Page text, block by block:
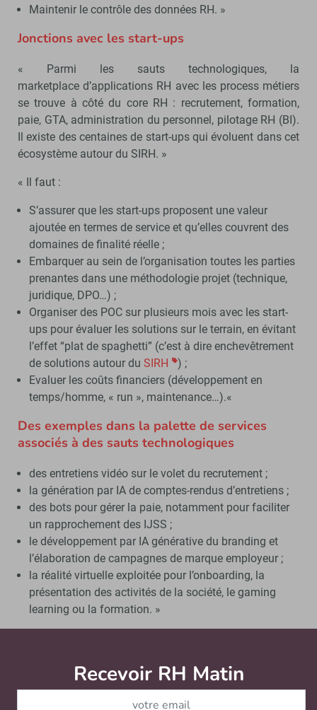
Maintenir le contrôle des données RH. »
Jonctions avec les start-ups
« Parmi les sauts technologiques, la
marketplace d’applications RH avec les process métiers
se trouve à côté du core RH : recrutement, formation,
paie, GTA, administration du personnel, pilotage RH (BI).
Il existe des centaines de start-ups qui évoluent dans cet
écosystème autour du SIRH. »
« Il faut :
S’assurer que les start-ups proposent une valeur
ajoutée en termes de service et qu’elles couvrent des
domaines de finalité réelle ;
Embarquer au sein de l’organisation toutes les parties
prenantes dans une méthodologie projet (technique,
juridique, DPO…) ;
Organiser des POC sur plusieurs mois avec les start-
ups pour évaluer les solutions sur le terrain, en évitant
l’effet “plat de spaghetti” (c’est à dire enchevêtrement
de solutions autour du SIRH
) ;
Evaluer les coûts financiers (développement en
temps/homme, « run », maintenance…).«
Des exemples dans la palette de services
associés à des sauts technologiques
des entretiens vidéo sur le volet du recrutement ;
la génération par IA de comptes-rendus d’entretiens ;
des bots pour gérer la paie, notamment pour faciliter
un rapprochement des IJSS ;
le développement par IA générative du branding et
l’élaboration de campagnes de marque employeur ;
la réalité virtuelle exploitée pour l’onboarding, la
présentation des activités de la société, le gaming
learning ou la formation. »
« S’assurer de la qualité des données au préalable ;
Bien cerner l’intégration SIRH en prenant en compte
Recevoir RH Matin